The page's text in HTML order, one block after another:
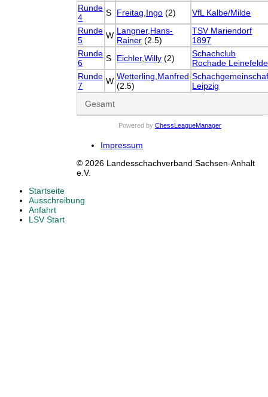
Runde
4
S Freitag,Ingo (2)
VfL Kalbe/Milde
Runde
5
W Langner,Hans-
Rainer (2.5)
TSV Mariendorf
1897
Runde
6
S Eichler,Willy (2)
Schachclub
Rochade Leinefelde
Runde
7
W Wetterling,Manfred
(2.5)
Leipzig
Gesamt
Powered by ChessLeagueManager
Impressum
© 2026 Landesschachverband Sachsen-Anhalt
e.V.
Startseite
Ausschreibung
Anfahrt
LSV Start